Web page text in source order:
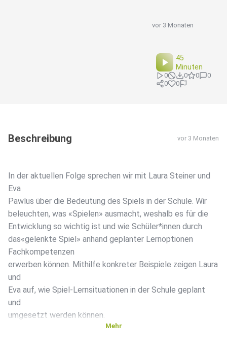
vor 3 Monaten
45
Minuten
0 0 0
0
0
0
Beschreibung vor 3 Monaten
In der aktuellen Folge sprechen wir mit Laura Steiner und
Eva
Pawlus über die Bedeutung des Spiels in der Schule. Wir
beleuchten, was «Spielen» ausmacht, weshalb es für die
Entwicklung so wichtig ist und wie Schüler*innen durch
das«gelenkte Spiel» anhand geplanter Lernoptionen
Fachkompetenzen
erwerben können. Mithilfe konkreter Beispiele zeigen Laura
und
Eva auf, wie Spiel-Lernsituationen in der Schule geplant
und
umgesetzt werden können.
Mehr